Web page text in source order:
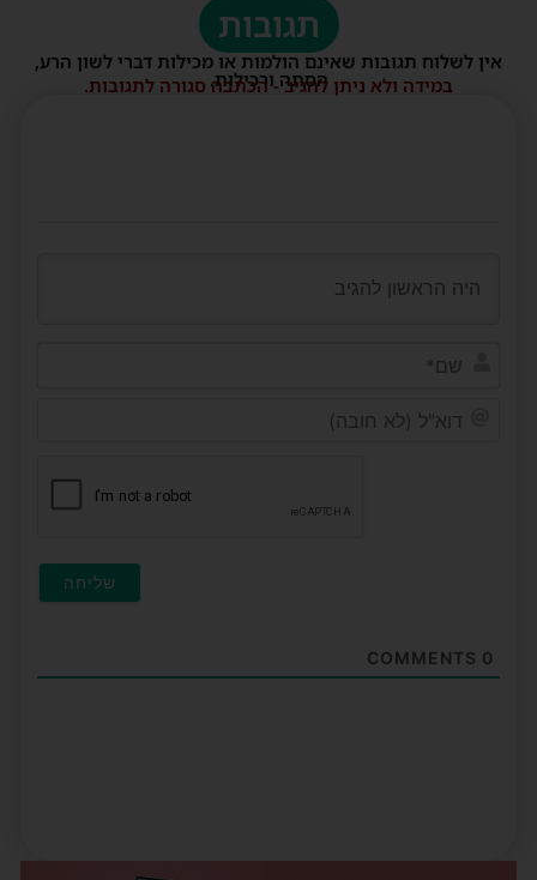
תגובות
אין לשלוח תגובות שאינם הולמות או מכילות דברי לשון הרע,
הסתה ורכילות.
במידה ולא ניתן להגיב - הכתבה סגורה לתגובות.